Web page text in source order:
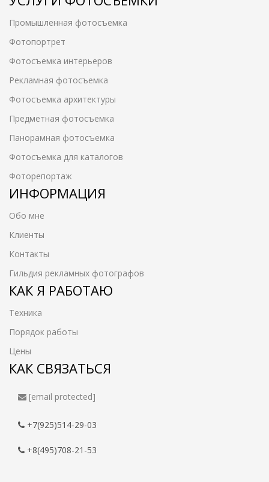
Промышленная фотосъемка
Фотопортрет
Фотосъемка интерьеров
Рекламная фотосъемка
Фотосъемка архитектуры
Предметная фотосъемка
Панорамная фотосъемка
Фотосъемка для каталогов
Фоторепортаж
ИНФОРМАЦИЯ
Обо мне
Клиенты
Контакты
Гильдия рекламных фотографов
КАК Я РАБОТАЮ
Техника
Порядок работы
Цены
КАК СВЯЗАТЬСЯ
[email protected]
+7(925)514-29-03
+8(495)708-21-53